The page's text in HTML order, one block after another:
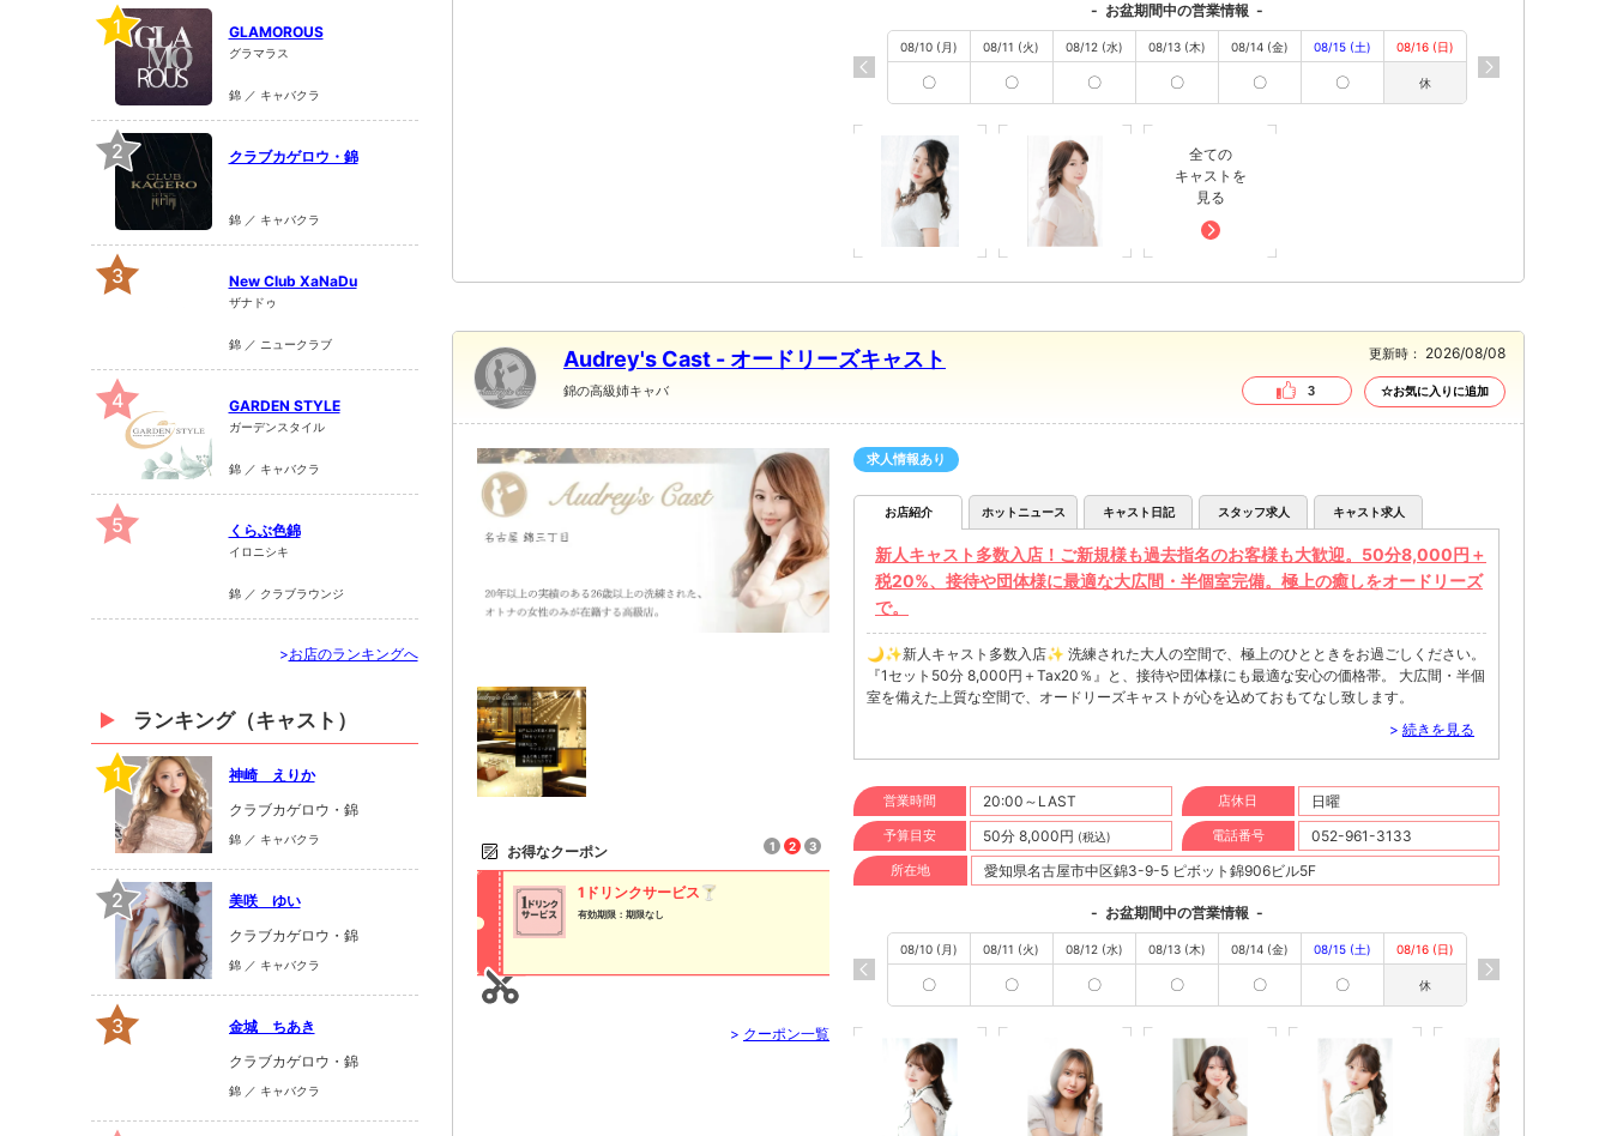
◆VIPルーム完備で接待にも最適◆ 【佳宵 -カショウ-】では、プライベート感溢れるVIPルーム
をご用意しています。大切なビジネスパートナーとの接待や、親しい仲間との特別な集まりに最
適な空間です。ゆったりとした席で、上質なお酒を楽しみながら、和の雰囲気の中で会話が弾む
ことでしょう。錦で接待にふさわしい場所をお探しの方に、自信を持っておすすめできる環境を
整えています。 ◆錦の夜を極めるなら【佳宵 -カショウ-】◆ 『久屋大通駅』『栄駅』からの好
-カショウ-】は、名古屋・錦で特別な夜を過ごしたい方に最適なニュークラブです。仕事の疲れ
を癒したいとき、出張の合間にリフレッシュしたいとき、あるいは大切な方との時間を楽しみた
いとき、どんなシーンにも寄り添います。
- お盆期間中の営業情報 -
08/10 (月)
〇
08/11 (火)
〇
08/12 (水)
〇
08/13 (木)
〇
08/14 (金)
〇
08/15 (土)
〇
08/16 (日)
休
全ての
キャストを
見る
Audrey's Cast - オードリーズキャスト
錦の高級姉キャバ
更新時： 2026/08/08
3 ☆お気に入りに追加
お得なクーポン
👑半額クーポン👑 期間限定★今だけお得!! 1ドリンクサービス🍸
有効期限：期限なし
指名料無料🉐キャンペーン 👑半額クーポン👑 期間限定★今だけお得!!
1 2 3
> クーポン一覧
求人情報あり
お店紹介 ホットニュース キャスト日記 スタッフ求人 キャスト求人
新人キャスト多数入店！ご新規様も過去指名のお客様も大歓迎。50分8,000円＋
税20%、接待や団体様に最適な大広間・半個室完備。極上の癒しをオードリーズ
で。
🌙✨新人キャスト多数入店✨ 洗練された大人の空間で、極上のひとときをお過ごしください。
『1セット50分 8,000円＋Tax20％』と、接待や団体様にも最適な安心の価格帯。 大広間・半個
室を備えた上質な空間で、オードリーズキャストが心を込めておもてなし致します。
> 続きを見る
営業時間 20:00～LAST 店休日 日曜
予算目安 50分 8,000円 (税込) 電話番号 052-961-3133
所在地 愛知県名古屋市中区錦3-9-5 ピボット錦906ビル5F
- お盆期間中の営業情報 -
08/10 (月)
〇
08/11 (火)
〇
08/12 (水)
〇
08/13 (木)
〇
08/14 (金)
〇
08/15 (土)
〇
08/16 (日)
休
1 GLAMOROUS
グラマラス
錦 ／ キャバクラ
2 クラブカゲロウ・錦
錦 ／ キャバクラ
3 New Club XaNaDu
ザナドゥ
錦 ／ ニュークラブ
4 GARDEN STYLE
ガーデンスタイル
錦 ／ キャバクラ
5 くらぶ色錦
イロニシキ
錦 ／ クラブラウンジ
>お店のランキングへ
ランキング（キャスト）
1
神崎 えりか
クラブカゲロウ・錦
錦 ／ キャバクラ
2
美咲 ゆい
クラブカゲロウ・錦
錦 ／ キャバクラ
3
金城 ちあき
クラブカゲロウ・錦
錦 ／ キャバクラ